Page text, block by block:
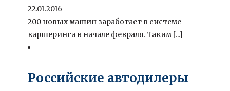
22.01.2016
200 новых машин заработает в системе
каршеринга в начале февраля. Таким [...]
Российские автодилеры